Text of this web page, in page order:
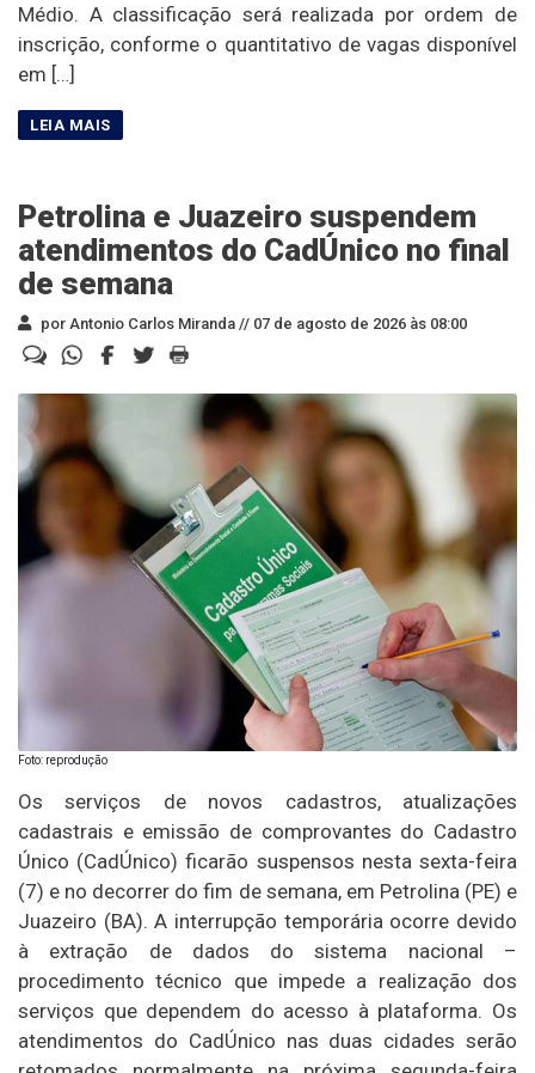
Médio. A classificação será realizada por ordem de
inscrição, conforme o quantitativo de vagas disponível
em […]
Petrolina e Juazeiro suspendem
atendimentos do CadÚnico no final
de semana
por Antonio Carlos Miranda // 07 de agosto de 2026 às 08:00
Foto: reprodução
Os serviços de novos cadastros, atualizações
cadastrais e emissão de comprovantes do Cadastro
Único (CadÚnico) ficarão suspensos nesta sexta-feira
(7) e no decorrer do fim de semana, em Petrolina (PE) e
Juazeiro (BA). A interrupção temporária ocorre devido
à extração de dados do sistema nacional –
procedimento técnico que impede a realização dos
serviços que dependem do acesso à plataforma. Os
atendimentos do CadÚnico nas duas cidades serão